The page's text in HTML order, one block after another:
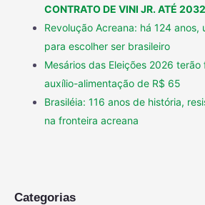
CONTRATO DE VINI JR. ATÉ 2032
Revolução Acreana: há 124 anos,
para escolher ser brasileiro
Mesários das Eleições 2026
auxílio-alimentação de R$ 65
Brasiléia: 116 anos de história,
na fronteira acreana
Categorias